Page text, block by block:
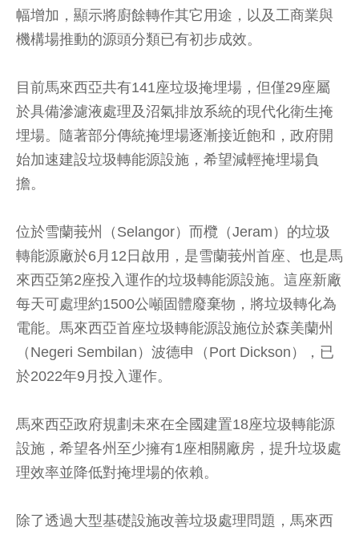
幅增加，顯示將廚餘轉作其它用途，以及工商業與
機構場推動的源頭分類已有初步成效。
目前馬來西亞共有141座垃圾掩埋場，但僅29座屬
於具備滲濾液處理及沼氣排放系統的現代化衛生掩
埋場。隨著部分傳統掩埋場逐漸接近飽和，政府開
始加速建設垃圾轉能源設施，希望減輕掩埋場負
擔。
位於雪蘭莪州（Selangor）而欖（Jeram）的垃圾
轉能源廠於6月12日啟用，是雪蘭莪州首座、也是馬
來西亞第2座投入運作的垃圾轉能源設施。這座新廠
每天可處理約1500公噸固體廢棄物，將垃圾轉化為
電能。馬來西亞首座垃圾轉能源設施位於森美蘭州
（Negeri Sembilan）波德申（Port Dickson），已
於2022年9月投入運作。
馬來西亞政府規劃未來在全國建置18座垃圾轉能源
設施，希望各州至少擁有1座相關廠房，提升垃圾處
理效率並降低對掩埋場的依賴。
除了透過大型基礎設施改善垃圾處理問題，馬來西